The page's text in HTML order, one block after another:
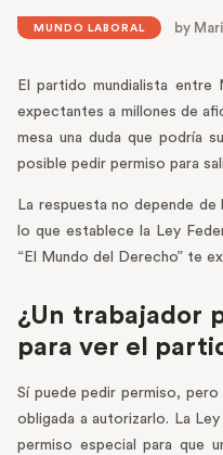
MUNDO LABORAL by
El partido mundialista
expectantes a millones de
mesa una duda que podría
posible pedir permiso para
La respuesta no depende
lo que establece la Ley
“El Mundo del Derecho” te
¿Un trabajador
para ver el
Sí puede pedir permiso,
obligada a autorizarlo. La
permiso especial para que